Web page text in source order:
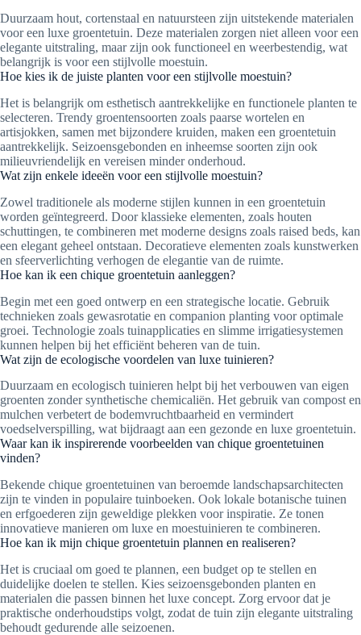
Duurzaam hout, cortenstaal en natuursteen zijn uitstekende materialen
voor een luxe groentetuin. Deze materialen zorgen niet alleen voor een
elegante uitstraling, maar zijn ook functioneel en weerbestendig, wat
belangrijk is voor een stijlvolle moestuin.
Hoe kies ik de juiste planten voor een stijlvolle moestuin?
Het is belangrijk om esthetisch aantrekkelijke en functionele planten te
selecteren. Trendy groentensoorten zoals paarse wortelen en
artisjokken, samen met bijzondere kruiden, maken een groentetuin
aantrekkelijk. Seizoensgebonden en inheemse soorten zijn ook
milieuvriendelijk en vereisen minder onderhoud.
Wat zijn enkele ideeën voor een stijlvolle moestuin?
Zowel traditionele als moderne stijlen kunnen in een groentetuin
worden geïntegreerd. Door klassieke elementen, zoals houten
schuttingen, te combineren met moderne designs zoals raised beds, kan
een elegant geheel ontstaan. Decoratieve elementen zoals kunstwerken
en sfeerverlichting verhogen de elegantie van de ruimte.
Hoe kan ik een chique groentetuin aanleggen?
Begin met een goed ontwerp en een strategische locatie. Gebruik
technieken zoals gewasrotatie en companion planting voor optimale
groei. Technologie zoals tuinapplicaties en slimme irrigatiesystemen
kunnen helpen bij het efficiënt beheren van de tuin.
Wat zijn de ecologische voordelen van luxe tuinieren?
Duurzaam en ecologisch tuinieren helpt bij het verbouwen van eigen
groenten zonder synthetische chemicaliën. Het gebruik van compost en
mulchen verbetert de bodemvruchtbaarheid en vermindert
voedselverspilling, wat bijdraagt aan een gezonde en luxe groentetuin.
Waar kan ik inspirerende voorbeelden van chique groentetuinen
vinden?
Bekende chique groentetuinen van beroemde landschapsarchitecten
zijn te vinden in populaire tuinboeken. Ook lokale botanische tuinen
en erfgoederen zijn geweldige plekken voor inspiratie. Ze tonen
innovatieve manieren om luxe en moestuinieren te combineren.
Hoe kan ik mijn chique groentetuin plannen en realiseren?
Het is cruciaal om goed te plannen, een budget op te stellen en
duidelijke doelen te stellen. Kies seizoensgebonden planten en
materialen die passen binnen het luxe concept. Zorg ervoor dat je
praktische onderhoudstips volgt, zodat de tuin zijn elegante uitstraling
behoudt gedurende alle seizoenen.